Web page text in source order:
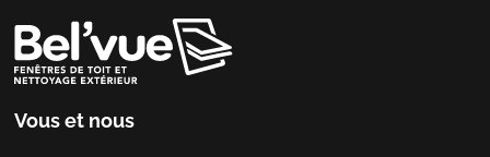
Vous et nous